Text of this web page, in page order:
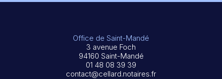
Office de Saint-Mandé
3 avenue Foch
94160 Saint-Mandé
01 48 08 39 39
contact@cellard.notaires.fr